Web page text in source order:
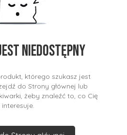
niedostępny
którego szukasz jest
do Strony głównej lub
żeby znaleźć to, co Cię
interesuje.